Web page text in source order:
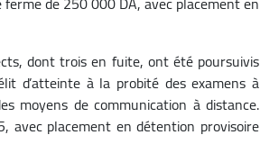
dont trois en fuite, ont été poursuivis
d’atteinte à la probité des examens à
moyens de communication à distance.
placement en détention provisoire